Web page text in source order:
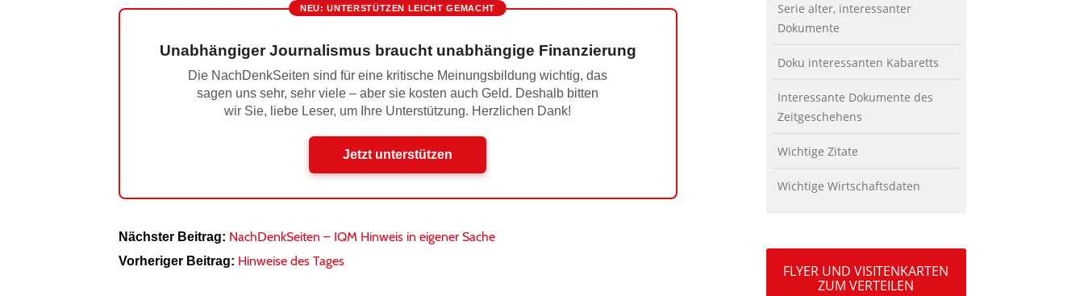
NEU: UNTERSTÜTZEN LEICHT GEMACHT
Unabhängiger Journalismus braucht unabhängige Finanzierung
Die NachDenkSeiten sind für eine kritische Meinungsbildung wichtig, das
sagen uns sehr, sehr viele – aber sie kosten auch Geld. Deshalb bitten
wir Sie, liebe Leser, um Ihre Unterstützung. Herzlichen Dank!
Jetzt unterstützen
Nächster Beitrag: NachDenkSeiten – IQM Hinweis in eigener Sache
Vorheriger Beitrag: Hinweise des Tages
Serie alter, interessanter
Dokumente
Doku interessanten Kabaretts
Interessante Dokumente des
Zeitgeschehens
Wichtige Zitate
Wichtige Wirtschaftsdaten
FLYER UND VISITENKARTEN
ZUM VERTEILEN